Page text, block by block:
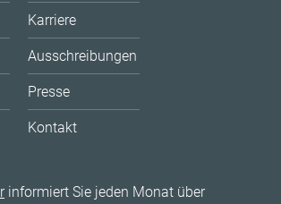
Karriere
Ausschreibungen
Presse
Kontakt
informiert Sie jeden Monat über